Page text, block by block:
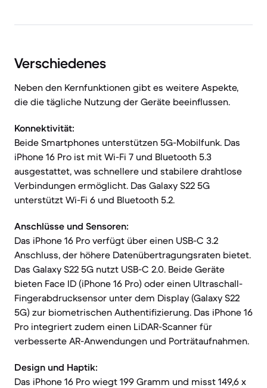
Verschiedenes
Neben den Kernfunktionen gibt es weitere Aspekte,
die die tägliche Nutzung der Geräte beeinflussen.
Konnektivität:
Beide Smartphones unterstützen 5G-Mobilfunk. Das
iPhone 16 Pro ist mit Wi-Fi 7 und Bluetooth 5.3
ausgestattet, was schnellere und stabilere drahtlose
Verbindungen ermöglicht. Das Galaxy S22 5G
unterstützt Wi-Fi 6 und Bluetooth 5.2.
Anschlüsse und Sensoren:
Das iPhone 16 Pro verfügt über einen USB-C 3.2
Anschluss, der höhere Datenübertragungsraten bietet.
Das Galaxy S22 5G nutzt USB-C 2.0. Beide Geräte
bieten Face ID (iPhone 16 Pro) oder einen Ultraschall-
Fingerabdrucksensor unter dem Display (Galaxy S22
5G) zur biometrischen Authentifizierung. Das iPhone 16
Pro integriert zudem einen LiDAR-Scanner für
verbesserte AR-Anwendungen und Porträtaufnahmen.
Design und Haptik:
Das iPhone 16 Pro wiegt 199 Gramm und misst 149,6 x